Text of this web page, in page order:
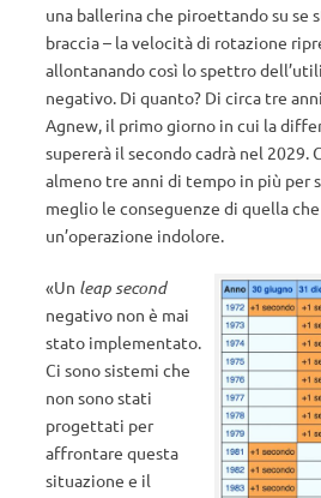
una ballerina che piroettando su se
braccia – la velocità di rotazione
allontanando così lo spettro
negativo. Di quanto? Di circa tre
Agnew, il primo giorno in cui la
supererà il secondo cadrà nel 2029.
almeno tre anni di tempo in più per
meglio le conseguenze di quella
un’operazione indolore.
«Un leap second
negativo non è mai
stato implementato.
Ci sono sistemi che
non sono stati
progettati per
affrontare questa
situazione e il